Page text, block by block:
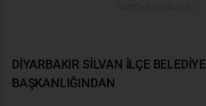
DİYARBAKIR SİLVAN İLÇE BELEDİYE
BAŞKANLIĞINDAN